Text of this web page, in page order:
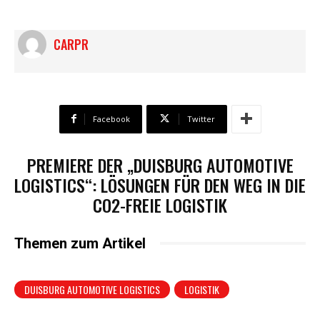
CARPR
Facebook Twitter
PREMIERE DER „DUISBURG AUTOMOTIVE
LOGISTICS“: LÖSUNGEN FÜR DEN WEG IN DIE
CO2-FREIE LOGISTIK
Themen zum Artikel
DUISBURG AUTOMOTIVE LOGISTICS LOGISTIK